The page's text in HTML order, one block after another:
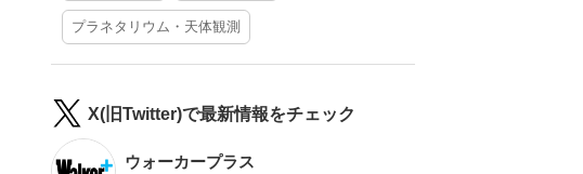
プラネタリウム・天体観測
X(旧Twitter)で最新情報をチェック
ウォーカープラス